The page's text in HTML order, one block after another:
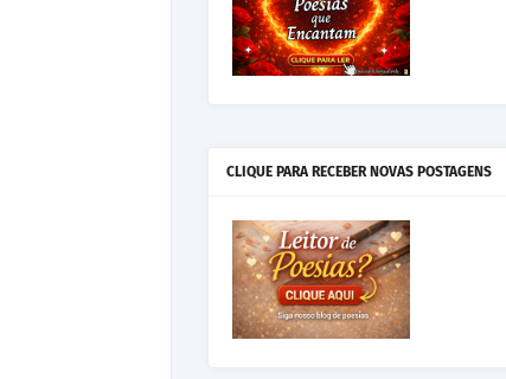
CLIQUE PARA RECEBER NOVAS POSTAGENS